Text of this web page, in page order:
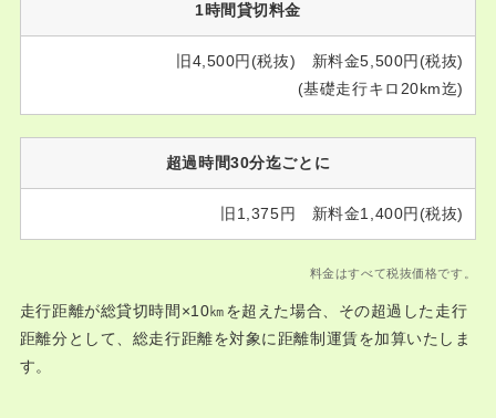
1時間貸切料金
旧4,500円(税抜) 新料金5,500円(税抜)
(基礎走行キロ20km迄)
超過時間30分迄ごとに
旧1,375円 新料金1,400円(税抜)
料金はすべて税抜価格です。
走行距離が総貸切時間×10㎞を超えた場合、その超過した走行
距離分として、総走行距離を対象に距離制運賃を加算いたしま
す。